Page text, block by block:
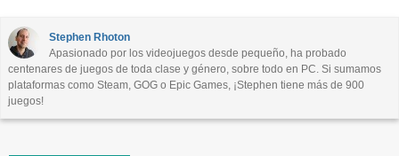
Otro
Stephen Rhoton
Apasionado por los videojuegos desde pequeño, ha probado
centenares de juegos de toda clase y género, sobre todo en PC. Si sumamos
plataformas como Steam, GOG o Epic Games, ¡Stephen tiene más de 900
juegos!